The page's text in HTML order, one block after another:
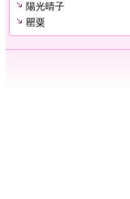
陽光晴子
罌粟